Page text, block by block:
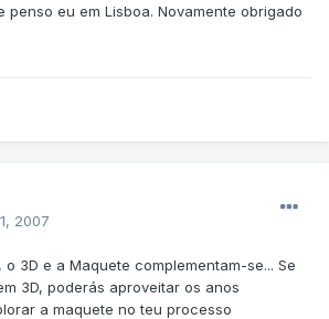
penso eu em Lisboa. Novamente obrigado
2007
3D e a Maquete complementam-se... Se
3D, poderás aproveitar os anos
a maquete no teu processo